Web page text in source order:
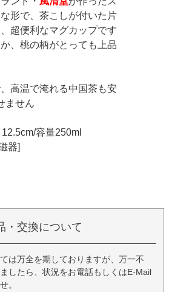
形で、茶こしが付いた片
超便利なマグカップです
、桃の柄がとっても上品
高温で淹れる中国茶も安
ません
容量250ml
器]
・交換について
は万全を期しておりますが、万一不
したら、状況をお電話もしくはE-Mail
。